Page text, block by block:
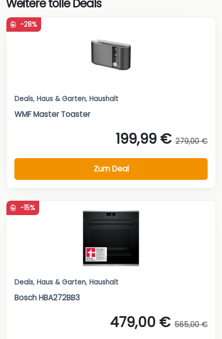
Weitere tolle Deals
-28%
Deals, Haus & Garten, Haushalt
WMF Master Toaster
199,99 € 279,00 €
Zum Deal
-15%
Deals, Haus & Garten, Haushalt
Bosch HBA272BB3
479,00 € 565,00 €